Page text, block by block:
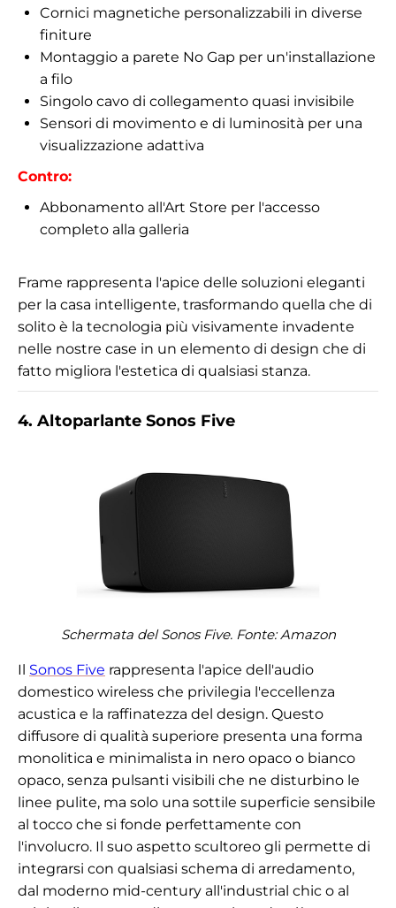
Cornici magnetiche personalizzabili in diverse
finiture
Montaggio a parete No Gap per un'installazione
a filo
Singolo cavo di collegamento quasi invisibile
Sensori di movimento e di luminosità per una
visualizzazione adattiva
Contro:
Abbonamento all'Art Store per l'accesso
completo alla galleria
Frame rappresenta l'apice delle soluzioni eleganti
per la casa intelligente, trasformando quella che di
solito è la tecnologia più visivamente invadente
nelle nostre case in un elemento di design che di
fatto migliora l'estetica di qualsiasi stanza.
4. Altoparlante Sonos Five
Schermata del Sonos Five. Fonte:Amazon
Il Sonos Five rappresenta l'apice dell'audio
domestico wireless che privilegia l'eccellenza
acustica e la raffinatezza del design. Questo
diffusore di qualità superiore presenta una forma
monolitica e minimalista in nero opaco o bianco
opaco, senza pulsanti visibili che ne disturbino le
linee pulite, ma solo una sottile superficie sensibile
al tocco che si fonde perfettamente con
l'involucro. Il suo aspetto scultoreo gli permette di
integrarsi con qualsiasi schema di arredamento,
dal moderno mid-century all'industrial chic o al